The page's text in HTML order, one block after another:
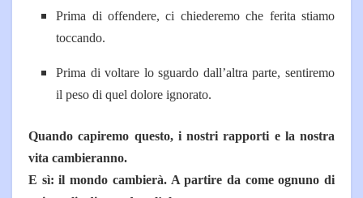
Prima di offendere, ci chiederemo che ferita stiamo
toccando.
Prima di voltare lo sguardo dall’altra parte, sentiremo
il peso di quel dolore ignorato.
Quando capiremo questo, i nostri rapporti e la nostra
vita cambieranno.
E sì: il mondo cambierà. A partire da come ognuno di